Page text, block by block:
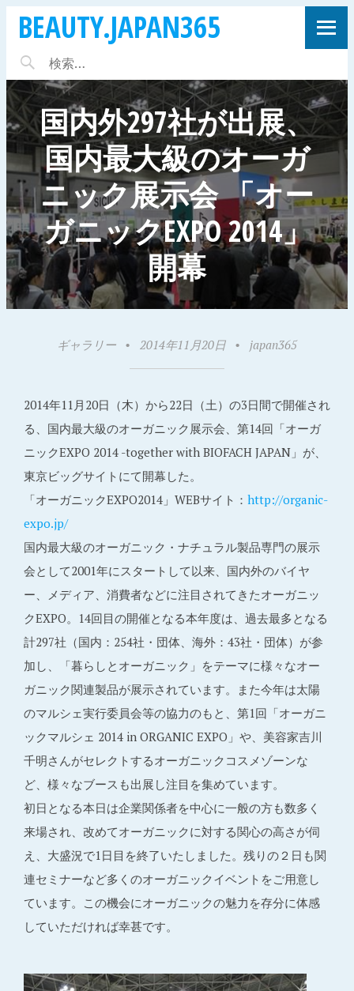
BEAUTY.JAPAN365
国内外297社が出展、
国内最大級のオーガ
ニック展示会 「オー
ガニックEXPO 2014」
開幕
ギャラリー • 2014年11月20日 • japan365
2014年11月20日（木）から22日（土）の3日間で開催され
る、国内最大級のオーガニック展示会、第14回「オーガ
ニックEXPO 2014 -together with BIOFACH JAPAN」が、
東京ビッグサイトにて開幕した。
「オーガニックEXPO2014」WEBサイト： http://organic-
expo.jp/
国内最大級のオーガニック・ナチュラル製品専門の展示
会として2001年にスタートして以来、国内外のバイヤ
ー、メディア、消費者などに注目されてきたオーガニッ
クEXPO。14回目の開催となる本年度は、過去最多となる
計297社（国内：254社・団体、海外：43社・団体）が参
加し、「暮らしとオーガニック」をテーマに様々なオー
ガニック関連製品が展示されています。また今年は太陽
のマルシェ実行委員会等の協力のもと、第1回「オーガニ
ックマルシェ 2014 in ORGANIC EXPO」や、美容家吉川
千明さんがセレクトするオーガニックコスメゾーンな
ど、様々なブースも出展し注目を集めています。
初日となる本日は企業関係者を中心に一般の方も数多く
来場され、改めてオーガニックに対する関心の高さが伺
え、大盛況で1日目を終了いたしました。残りの２日も関
連セミナーなど多くのオーガニックイベントをご用意し
ています。この機会にオーガニックの魅力を存分に体感
していただければ幸甚です。